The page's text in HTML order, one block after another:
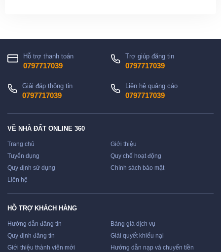
Hỗ trợ thanh toán
0797717039
Trợ giúp đăng tin
0797717039
Giải đáp thông tin
0797717039
Liên hệ quảng cáo
0797717039
VỀ NHÀ ĐẤT ONLINE 360
Trang chủ
Giới thiệu
Tuyển dụng
Quy chế hoạt động
Quy định sử dụng
Chính sách bảo mật
Liên hệ
HỖ TRỢ KHÁCH HÀNG
Hướng dẫn đăng tin
Bảng giá dịch vụ
Quy định đăng tin
Giải quyết khiếu nại
Giới thiệu thành viên mới
Hướng dẫn nạp và chuyển tiền